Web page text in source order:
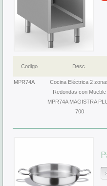
Codigo Desc.
MPR74A
Cocina Eléctrica 2
Redondas con Mueble
MPR74A MAGISTRA
700